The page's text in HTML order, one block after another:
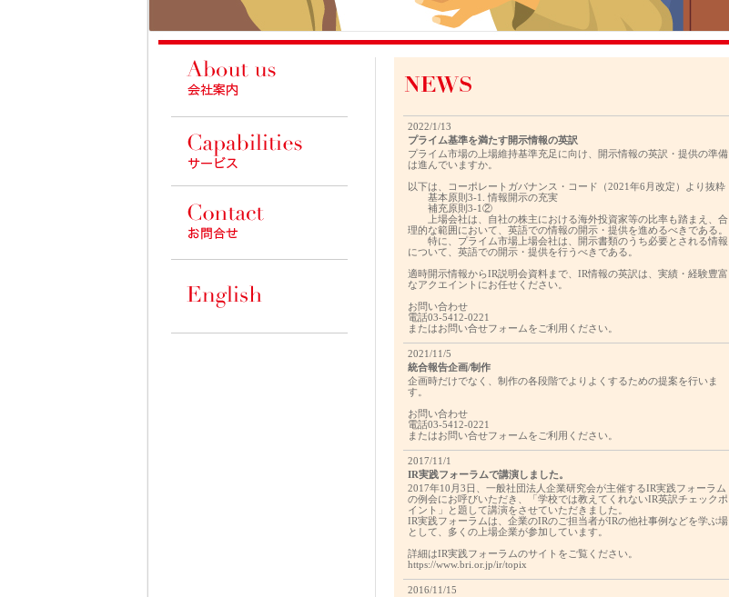
2022/1/13
プライム基準を満たす開示情報の英訳
プライム市場の上場維持基準充足に向け、開示情報の英訳・提供の準備
は進んでいますか。
以下は、コーポレートガバナンス・コード（2021年6月改定）より抜粋
基本原則3-1. 情報開示の充実
補充原則3-1②
上場会社は、自社の株主における海外投資家等の比率も踏まえ、合
理的な範囲において、英語での情報の開示・提供を進めるべきである。
特に、プライム市場上場会社は、開示書類のうち必要とされる情報
について、英語での開示・提供を行うべきである。
適時開示情報からIR説明会資料まで、IR情報の英訳は、実績・経験豊富
なアクエイントにお任せください。
お問い合わせ
電話03-5412-0221
またはお問い合せフォームをご利用ください。
2021/11/5
統合報告企画/制作
企画時だけでなく、制作の各段階でよりよくするための提案を行いま
す。
お問い合わせ
電話03-5412-0221
またはお問い合せフォームをご利用ください。
2017/11/1
IR実践フォーラムで講演しました。
2017年10月3日、一般社団法人企業研究会が主催するIR実践フォーラム
の例会にお呼びいただき、「学校では教えてくれないIR英訳チェックポ
イント」と題して講演をさせていただきました。
IR実践フォーラムは、企業のIRのご担当者がIRの他社事例などを学ぶ場
として、多くの上場企業が参加しています。
詳細はIR実践フォーラムのサイトをご覧ください。
https://www.bri.or.jp/ir/topix
2016/11/15